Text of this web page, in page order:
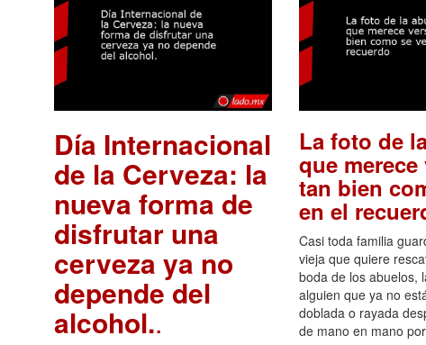
Día Internacional
de la Cerveza: la
nueva forma de
disfrutar una
cerveza ya no
depende del
alcohol..
La foto de
que merece
tan bien
en el
Casi toda familia
vieja que quiere
boda de los abuelos,
alguien que ya no
doblada o rayada
de mano en mano